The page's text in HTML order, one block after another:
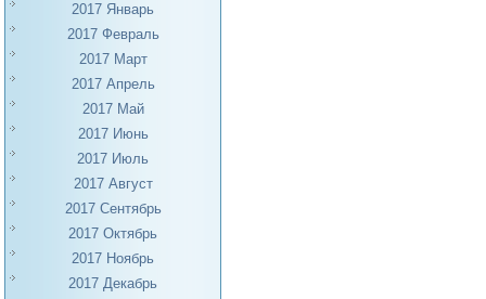
2017 Январь
2017 Февраль
2017 Март
2017 Апрель
2017 Май
2017 Июнь
2017 Июль
2017 Август
2017 Сентябрь
2017 Октябрь
2017 Ноябрь
2017 Декабрь